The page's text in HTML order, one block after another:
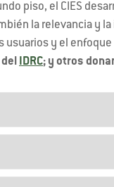
piso, el CIES
la relevancia y
usuarios y el
IDRC; y otros